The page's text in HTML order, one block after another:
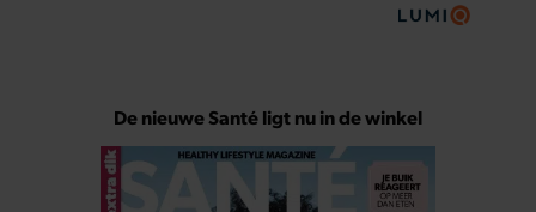
De nieuwe Santé ligt nu in de winkel